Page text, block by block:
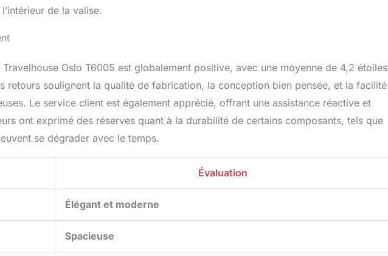
de la valise.
Oslo T6005 est globalement positive, avec une moyenne de 4,2 étoiles
retours soulignent la qualité de fabrication, la conception bien pensée, et la facilité
Le service client est également apprécié, offrant une assistance réactive et
ont exprimé des réserves quant à la durabilité de certains composants, tels que
se dégrader avec le temps.
Évaluation
Élégant et moderne
Spacieuse